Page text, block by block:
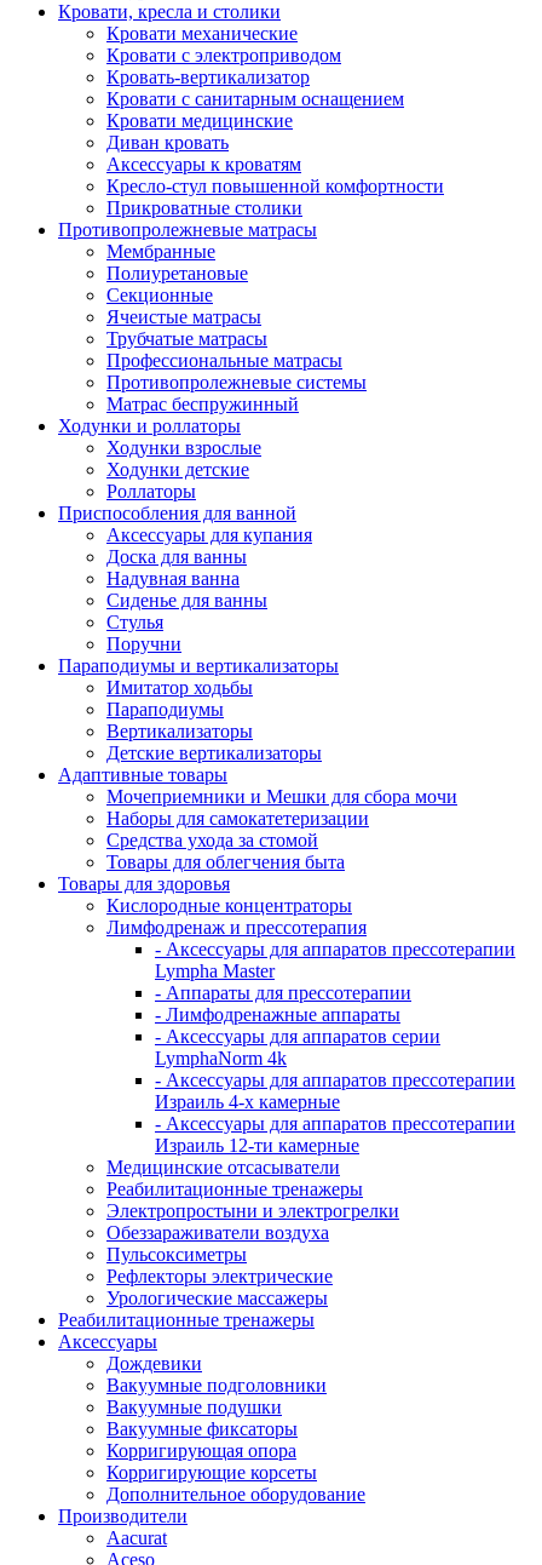
Кровати, кресла и столики
Кровати механические
Кровати с электроприводом
Кровать-вертикализатор
Кровати с санитарным оснащением
Кровати медицинские
Диван кровать
Аксессуары к кроватям
Кресло-стул повышенной комфортности
Прикроватные столики
Противопролежневые матрасы
Мембранные
Полиуретановые
Секционные
Ячеистые матрасы
Трубчатые матрасы
Профессиональные матрасы
Противопролежневые системы
Матрас беспружинный
Ходунки и роллаторы
Ходунки взрослые
Ходунки детские
Роллаторы
Приспособления для ванной
Аксессуары для купания
Доска для ванны
Надувная ванна
Сиденье для ванны
Стулья
Поручни
Параподиумы и вертикализаторы
Имитатор ходьбы
Параподиумы
Вертикализаторы
Детские вертикализаторы
Адаптивные товары
Мочеприемники и Мешки для сбора мочи
Наборы для самокатетеризации
Средства ухода за стомой
Товары для облегчения быта
Товары для здоровья
Кислородные концентраторы
Лимфодренаж и прессотерапия
- Аксессуары для аппаратов прессотерапии
Lympha Master
- Аппараты для прессотерапии
- Лимфодренажные аппараты
- Аксессуары для аппаратов серии
LymphaNorm 4k
- Аксессуары для аппаратов прессотерапии
Израиль 4-х камерные
- Аксессуары для аппаратов прессотерапии
Израиль 12-ти камерные
Медицинские отсасыватели
Реабилитационные тренажеры
Электропростыни и электрогрелки
Обеззараживатели воздуха
Пульсоксиметры
Рефлекторы электрические
Урологические массажеры
Реабилитационные тренажеры
Аксессуары
Дождевики
Вакуумные подголовники
Вакуумные подушки
Вакуумные фиксаторы
Корригирующая опора
Корригирующие корсеты
Дополнительное оборудование
Производители
Aacurat
Aceso